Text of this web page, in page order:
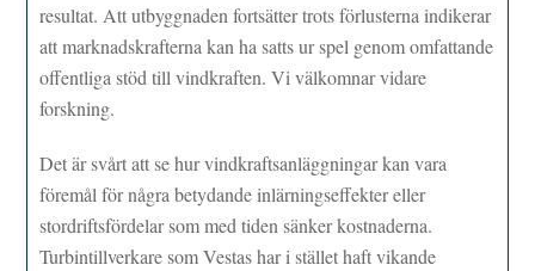
resultat. Att utbyggnaden fortsätter trots förlusterna indikerar
att marknadskrafterna kan ha satts ur spel genom omfattande
offentliga stöd till vindkraften. Vi välkomnar vidare
forskning.
Det är svårt att se hur vindkraftsanläggningar kan vara
föremål för några betydande inlärningseffekter eller
stordriftsfördelar som med tiden sänker kostnaderna.
Turbintillverkare som Vestas har i stället haft vikande